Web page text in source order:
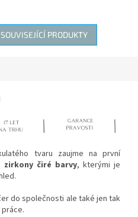
PRODUKTY
tvaru zaujme na první
čiré barvy, kterými je
do společnosti ale také jen tak